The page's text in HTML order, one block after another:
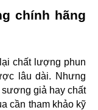
chính hãng
chất lượng phun
lâu dài. Nhưng
giả hay chất
cần tham khảo kỹ